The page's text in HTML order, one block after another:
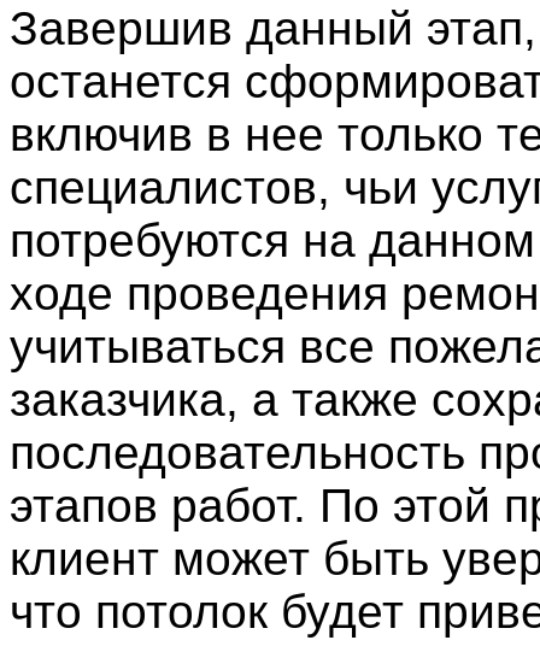
Завершив данный
останется
включив в нее только
специалистов, чьи
потребуются на
ходе проведения
учитываться все
заказчика, а также
последовательность
этапов работ. По этой
клиент может быть
что потолок будет